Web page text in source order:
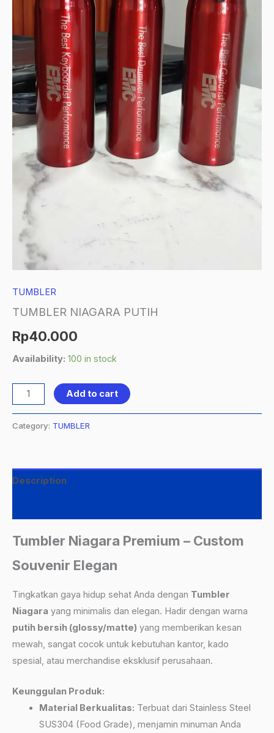
TUMBLER
TUMBLER NIAGARA PUTIH
Rp40.000
Availability: 100 in stock
Add to cart
Category: TUMBLER
Description
Tumbler Niagara Premium – Custom
Souvenir Elegan
Tingkatkan gaya hidup sehat Anda dengan Tumbler
Niagara yang minimalis dan elegan. Hadir dengan warna
putih bersih (glossy/matte) yang memberikan kesan
mewah, sangat cocok untuk kebutuhan kantor, kado
spesial, atau merchandise eksklusif perusahaan.
Keunggulan Produk:
Material Berkualitas: Terbuat dari Stainless Steel
SUS304 (Food Grade), menjamin minuman Anda